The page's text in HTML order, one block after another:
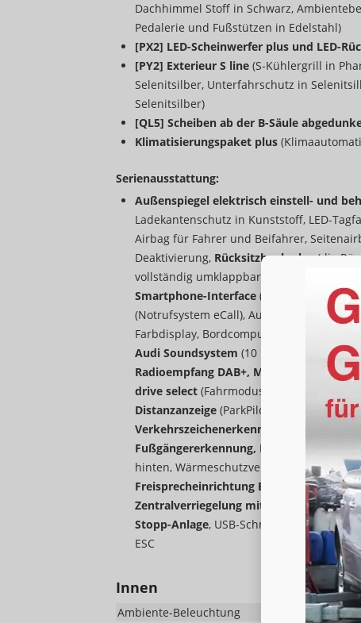
Dachhimmel Stoff in Schwarz,
Pedalerie und Fußstützen in Edelstahl)
[PX2] LED-Scheinwerfer plus und LED-
[PY2] Exterieur S line (S-Kühlergrill in
Selenitsilber, Unterfahrschutz in
Selenitsilber)
[QL5] Scheiben ab der B-Säule
Klimatisierungspaket plus
Serienausstattung:
Außenspiegel elektrisch einstell- und
Ladekantenschutz in Kunststoff, LED-
Airbag für Fahrer und Beifahrer,
Deaktivierung, Rücksitzbank plus(die
vollständig umklappbar),
Smartphone-Interface (wireless App-
(Notrufsystem eCall), Audi connect
Farbdisplay, Bordcomputer),
MMI
Audi Soundsystem (10 Lautsprecher
Radioempfang DAB+, MMI Radio-
drive select (Fahrmodusauswahl),
Distanzanzeige (ParkPilot vorn und
Verkehrszeichenerkennung
Fußgängererkennung,
hinten, Wärmeschutzverglasung,
Freisprecheinrichtung Bluetooth,
Zentralverriegelung mit
Stopp-Anlage, USB-Schnittstelle,
ESC
Innen
Ambiente-Beleuchtung